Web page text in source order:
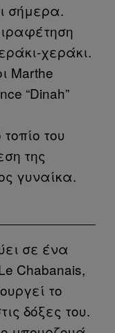
σήμερα.
χεράκι.
Marthe
“Dinah”
του
της
γυναίκα.
σε ένα
Chabanais,
το
δόξες του.